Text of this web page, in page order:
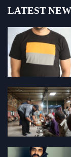
LATEST